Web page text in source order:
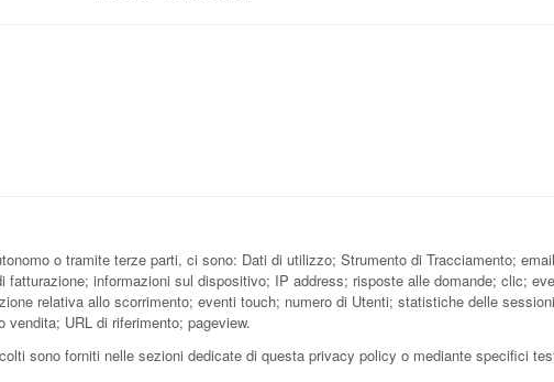
o tramite terze parti, ci sono: Dati di utilizzo; Strumento di Tracciamento;
fatturazione; informazioni sul dispositivo; IP address; risposte alle domande; clic;
relativa allo scorrimento; eventi touch; numero di Utenti; statistiche delle
URL di riferimento; pageview.
sono forniti nelle sezioni dedicate di questa privacy policy o mediante specifici